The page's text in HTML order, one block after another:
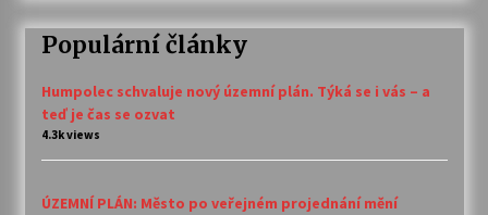
Populární články
Humpolec schvaluje nový územní plán. Týká se i vás – a
teď je čas se ozvat
4.3k views
ÚZEMNÍ PLÁN: Město po veřejném projednání mění